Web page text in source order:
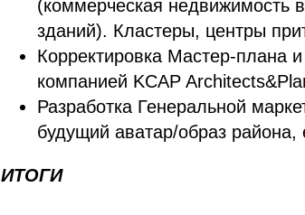
(коммерческая недвижимость
зданий). Кластеры, центры
Корректировка Мастер-плана
компанией KCAP
Разработка Генеральной
будущий аватар/образ
ИТОГИ